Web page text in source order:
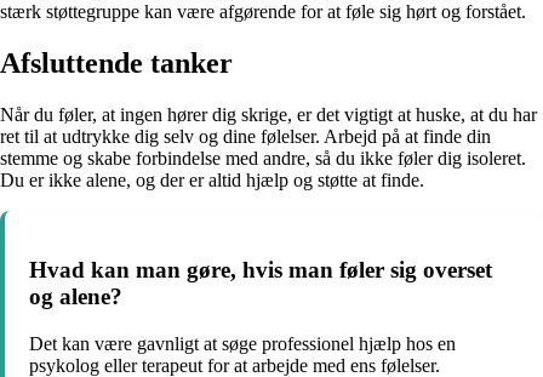
stærk støttegruppe kan være afgørende for at føle sig hørt og forstået.
Afsluttende tanker
Når du føler, at ingen hører dig skrige, er det vigtigt at huske, at du har
ret til at udtrykke dig selv og dine følelser. Arbejd på at finde din
stemme og skabe forbindelse med andre, så du ikke føler dig isoleret.
Du er ikke alene, og der er altid hjælp og støtte at finde.
Hvad kan man gøre, hvis man føler sig overset
og alene?
Det kan være gavnligt at søge professionel hjælp hos en
psykolog eller terapeut for at arbejde med ens følelser.